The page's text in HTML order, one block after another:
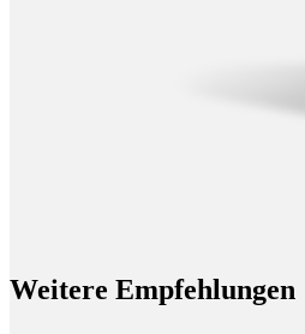
Weitere Empfehlungen